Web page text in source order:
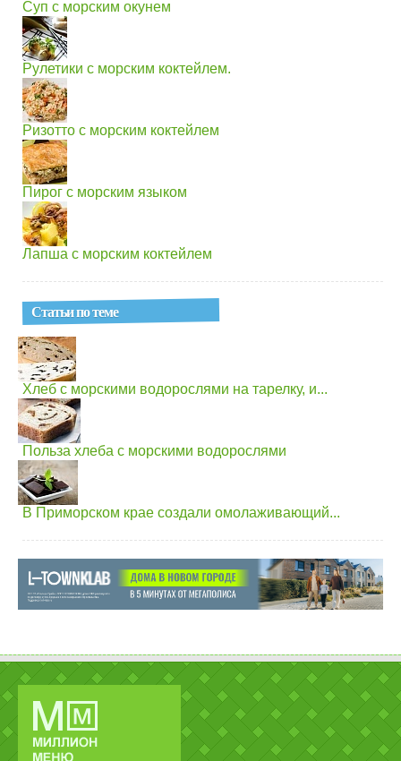
Суп с морским окунем
Рулетики с морским коктейлем.
Ризотто с морским коктейлем
Пирог с морским языком
Лапша с морским коктейлем
Статьи по теме
Хлеб с морскими водорослями на тарелку, и...
Польза хлеба с морскими водорослями
В Приморском крае создали омолаживающий...